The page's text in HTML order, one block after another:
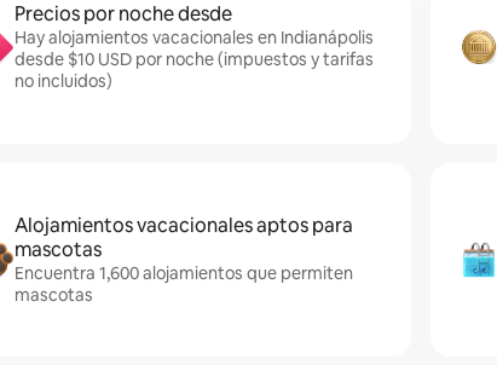
Precios por noche desde
Hay alojamientos vacacionales en Indianápolis
desde $10 USD por noche (impuestos y tarifas
no incluidos)
Alojamientos vacacionales aptos para
mascotas
Encuentra 1,600 alojamientos que permiten
mascotas